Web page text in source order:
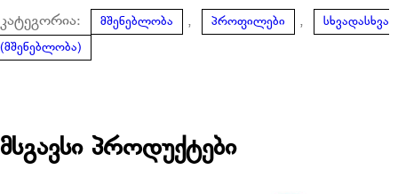
კატეგორია: მშენებლობა , პროფილები ,
სხვადასხვა
(მშენებლობა)
მსგავსი პროდუქტები